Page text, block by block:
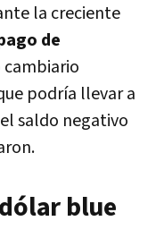
la creciente
de
cambiario
podría llevar a
saldo negativo
blue